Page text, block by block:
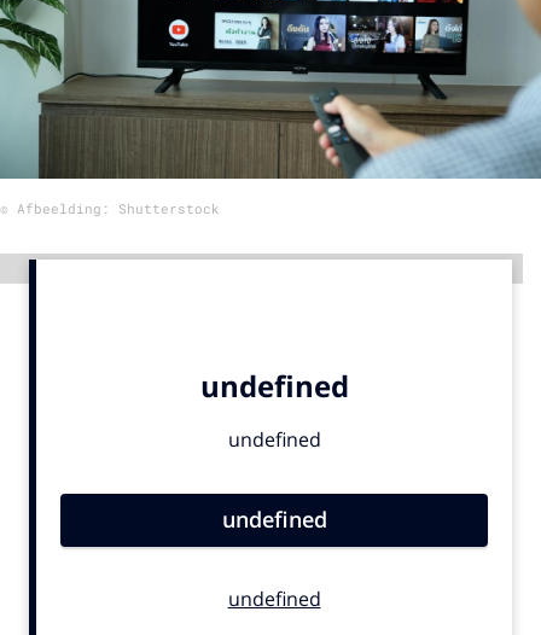
Menu
Home
9 sept: GenAI-training
Adverteren
Events
Opleidingen
Vacatures
Bureaus
© Afbeelding: Shutterstock